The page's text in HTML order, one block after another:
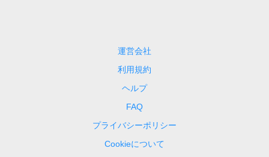
運営会社
利用規約
ヘルプ
FAQ
プライバシーポリシー
Cookieについて